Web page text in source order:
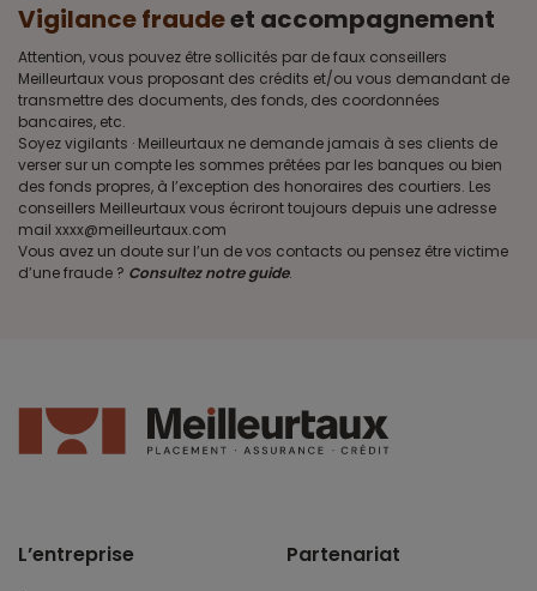
Vigilance fraudeet accompagnement
Attention, vous pouvez être sollicités par de faux conseillers
Meilleurtaux vous proposant des crédits et/ou vous demandant de
transmettre des documents, des fonds, des coordonnées
bancaires, etc.
Soyez vigilants · Meilleurtaux ne demande jamais à ses clients de
verser sur un compte les sommes prêtées par les banques ou bien
des fonds propres, à l’exception des honoraires des courtiers. Les
conseillers Meilleurtaux vous écriront toujours depuis une adresse
mail xxxx@meilleurtaux.com
Vous avez un doute sur l’un de vos contacts ou pensez être victime
d’une fraude ? Consultez notre guide.
L’entreprise Partenariat